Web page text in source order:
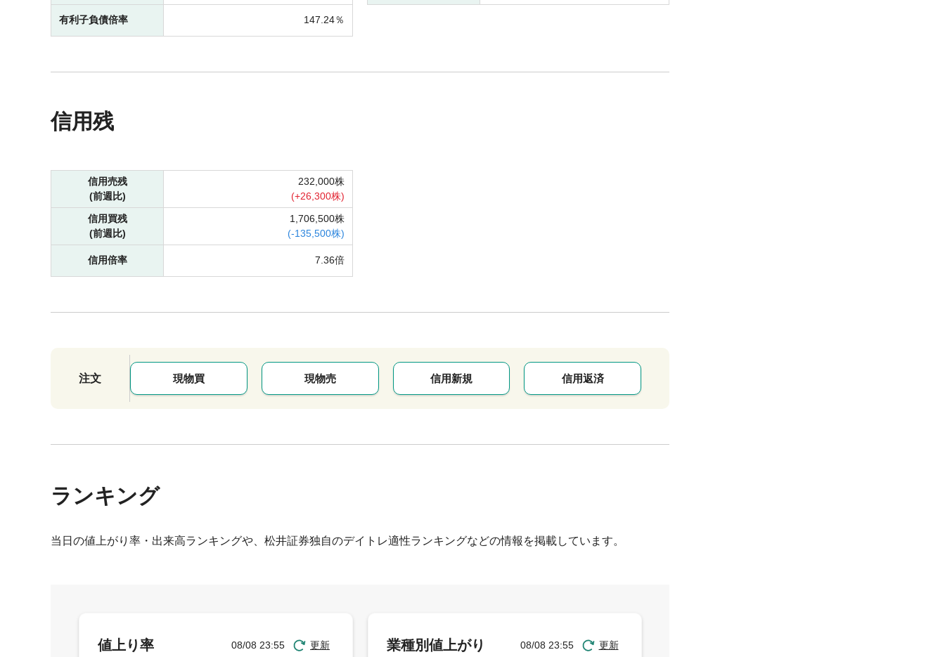
有利子負債倍率 147.24％
信用残
信用売残
(前週比)
232,000株
(+26,300株)
信用買残
(前週比)
1,706,500株
(-135,500株)
信用倍率 7.36倍
注文 現物買 現物売 信用新規 信用返済
ランキング
当日の値上がり率・出来高ランキングや、松井証券独自のデイトレ適性ランキングなどの情報を掲載しています。